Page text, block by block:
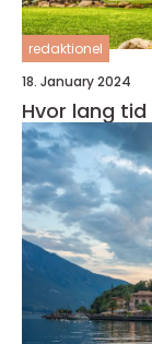
redaktionel
18. January 2024
Hvor lang